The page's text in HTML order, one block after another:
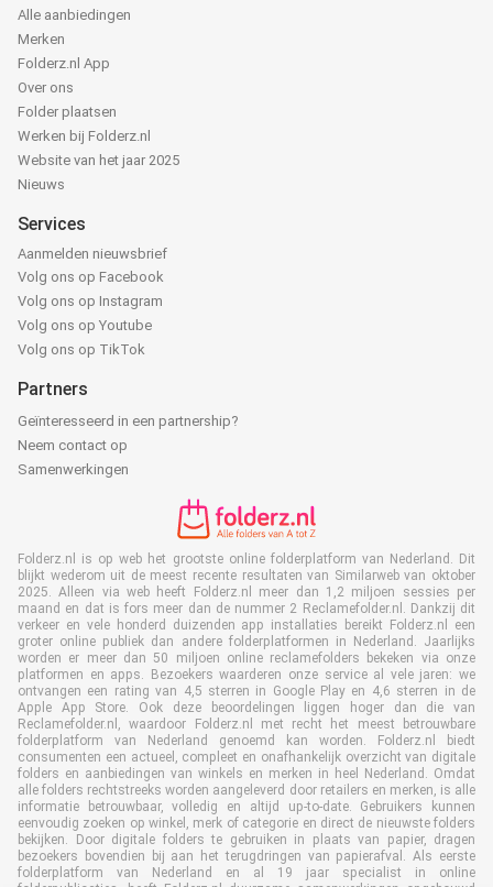
Alle aanbiedingen
Merken
Folderz.nl App
Over ons
Folder plaatsen
Werken bij Folderz.nl
Website van het jaar 2025
Nieuws
Services
Aanmelden nieuwsbrief
Volg ons op Facebook
Volg ons op Instagram
Volg ons op Youtube
Volg ons op TikTok
Partners
Geïnteresseerd in een partnership?
Neem contact op
Samenwerkingen
Folderz.nl is op web het grootste online folderplatform van Nederland. Dit
blijkt wederom uit de meest recente resultaten van Similarweb van oktober
2025. Alleen via web heeft Folderz.nl meer dan 1,2 miljoen sessies per
maand en dat is fors meer dan de nummer 2 Reclamefolder.nl. Dankzij dit
verkeer en vele honderd duizenden app installaties bereikt Folderz.nl een
groter online publiek dan andere folderplatformen in Nederland. Jaarlijks
worden er meer dan 50 miljoen online reclamefolders bekeken via onze
platformen en apps. Bezoekers waarderen onze service al vele jaren: we
ontvangen een rating van 4,5 sterren in Google Play en 4,6 sterren in de
Apple App Store. Ook deze beoordelingen liggen hoger dan die van
Reclamefolder.nl, waardoor Folderz.nl met recht het meest betrouwbare
folderplatform van Nederland genoemd kan worden. Folderz.nl biedt
consumenten een actueel, compleet en onafhankelijk overzicht van digitale
folders en aanbiedingen van winkels en merken in heel Nederland. Omdat
alle folders rechtstreeks worden aangeleverd door retailers en merken, is alle
informatie betrouwbaar, volledig en altijd up-to-date. Gebruikers kunnen
eenvoudig zoeken op winkel, merk of categorie en direct de nieuwste folders
bekijken. Door digitale folders te gebruiken in plaats van papier, dragen
bezoekers bovendien bij aan het terugdringen van papierafval. Als eerste
folderplatform van Nederland en al 19 jaar specialist in online